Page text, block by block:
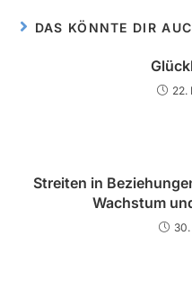
DAS KÖNNTE DIR
22.
Streiten in
Wachstum